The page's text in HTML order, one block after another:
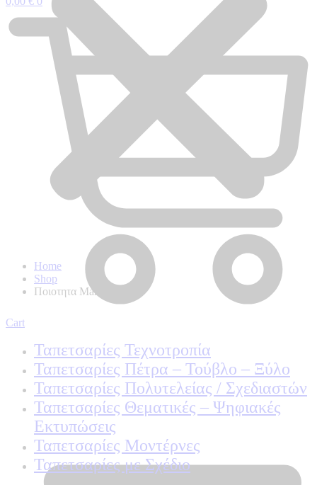
Home
Shop
Ποιοτητα Marburg
Cart
Ταπετσαρίες Τεχνοτροπία
Ταπετσαρίες Πέτρα – Τούβλο – Ξύλο
Ταπετσαρίες Πολυτελείας / Σχεδιαστών
Ταπετσαρίες Θεματικές – Ψηφιακές
Εκτυπώσεις
Ταπετσαρίες Μοντέρνες
Ταπετσαρίες με Σχέδιο